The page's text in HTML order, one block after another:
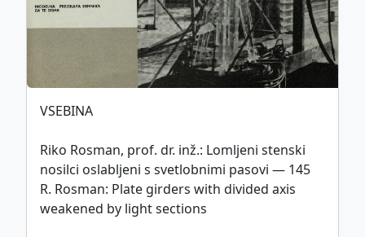
UDK: 05:625
international license.
Politika piškotkov
VSEBINA
Riko Rosman, prof. dr. inž.: Lomljeni stenski
nosilci oslabljeni s svetlobnimi pasovi — 145
R. Rosman: Plate girders with divided axis
weakened by light sections